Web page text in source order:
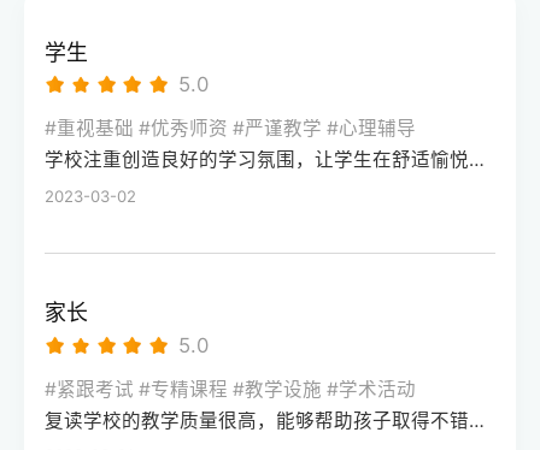
秀但高考严重失常的学霸，重在找回本该属
于自己的分还有一类同学，就是平时的尖子
生在考场上掉了链子，比如平时模拟考能稳
稳上个优质一本，结果因为心态崩溃、意外
涂错卡，最后只考了个普通二本的分数。对
少分，你千万别去和别人比分数值。你们的
来没有低分段的人涨得多，但这几十分的含
金量完全不一样，它能帮你跨越学校层次的
鸿沟。你们回去复读，本质上不是去学新知
识，而是去做“心理降噪”和习惯微循环的修
上几个小时，孩子的大部分时间还是跟着高
中的大部队走。而全日制冲刺，则是把孩子
从早晨七点的晨读，到白天高强度的分层授
课，再到晚自习的面对面答疑，可以说是把
备考氛围直接拉满了。这种模式最大的优
到学习里。第二，别只看宣传广告，挑这种
机构必须死磕两件事市面上的机构鱼龙混
时候，千万别被豪华的宿舍或者所谓的名师
押题给砸晕了，你只需要死磕两个硬指标。
现和综合素质评价作为录取依据，高考成绩
只占一部分，部分特殊班型甚至不硬性要求
高考分数。我们曾帮一位竞赛获奖的学生通
过这个路径拿到西外的录取通知书，避开了
高考发挥失常的风险。第二种是高职单招，
民政职业技术学院、湖南工业职业技术学院
用参加高考直接入学。要注意的是，单招录
取后就不能再参加高考，得根据自己的成绩
水平谨慎选择，我们遇到过不少学生盲目单
招后后悔的情况。还有保送生通道，不过门
学生
5.0
#重视基础 #优秀师资 #严谨教学 #心理辅导
学校注重创造良好的学习氛围，让学生在舒适愉悦的环境中学习。这种氛围可以让学生更加投入学习，提高学习效率，同时也有利于培养学生的自律能力。
2023-03-02
家长
5.0
#紧跟考试 #专精课程 #教学设施 #学术活动
复读学校的教学质量很高，能够帮助孩子取得不错的成绩，同时学习氛围也很好，孩子能够在舒适的环境中学习。我会向其他家长推荐这所学校。